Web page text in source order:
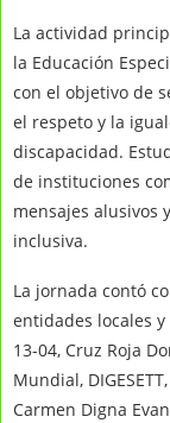
La actividad
la Educación
con el objetivo de
el respeto y la
discapacidad.
de instituciones
mensajes alusivos
inclusiva.
La jornada contó
entidades locales
13-04, Cruz Roja
Mundial,
Carmen Digna